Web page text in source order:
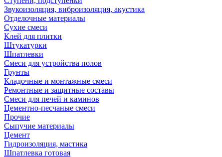
Звукоизоляция, виброизоляция, акустика
Отделочные материалы
Сухие смеси
Клей для плитки
Штукатурки
Шпатлевки
Смеси для устройства полов
Грунты
Кладочные и монтажные смеси
Ремонтные и защитные составы
Смеси для печей и каминов
Цементно-песчаные смеси
Прочие
Сыпучие материалы
Цемент
Гидроизоляция, мастика
Шпатлевка готовая